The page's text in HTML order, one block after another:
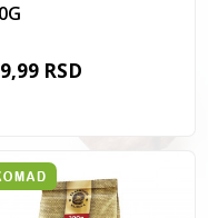
RSD